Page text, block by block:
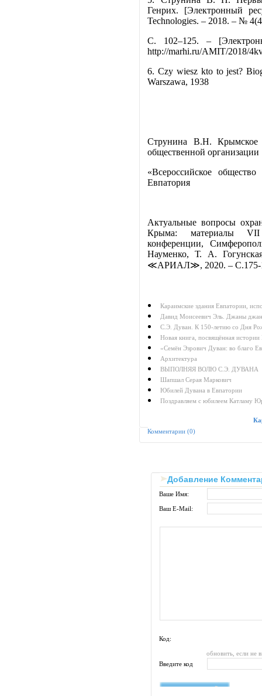
Генрих. [Электронный
Technologies. – 2018. – №
С. 102–125. –
http://marhi.ru/AMIT/2018/
6. Czy wiesz kto to jest?
Warszawa, 1938
Струнина В.Н. Крымское
общественной организации
«Всероссийское
Евпатория
Актуальные вопросы
Крыма: материалы VII
конференции,
Науменко, Т. А.
≪АРИАЛ≫, 2020. – С.175-
Караимские здания Евпатории,
Давид Моисеевич Эль. Джаны
С.Э. Дуван. К 150-летию со Дня
Новая книга, посвящённая
«Семён Эзрович Дуван: во благо
Архитектура
ВЫПОЛНЯЯ ВОЛЮ C.Э. ДУВАНА
Шапшал Серая Маркович
Юбилей Дувана в Евпатории
Поздравляем с юбилеем Катламу
Комментарии (0)
Добавление
Ваше Имя:
Ваш E-Mail:
Код:
обновить, если не
Введите код